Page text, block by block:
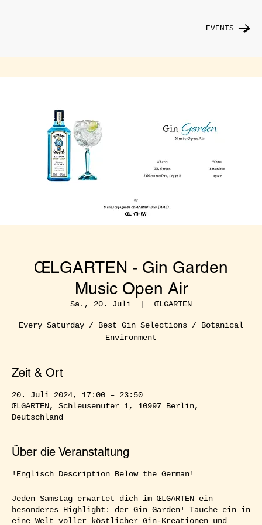
EVENTS
ŒLGARTEN - Gin Garden
Music Open Air
Sa., 20. Juli
  |
ŒLGARTEN
Every Saturday / Best Gin Selections / Botanical
Environment
Zeit & Ort
20. Juli 2024, 17:00 – 23:50
ŒLGARTEN, Schleusenufer 1, 10997 Berlin,
Deutschland
Über die Veranstaltung
!Englisch Description Below the German!
Jeden Samstag erwartet dich im ŒLGARTEN ein
besonderes Highlight: der Gin Garden! Tauche ein in
eine Welt voller köstlicher Gin-Kreationen und